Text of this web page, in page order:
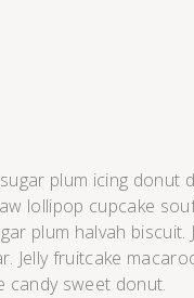
plum icing donut
lollipop cupcake
plum halvah
fruitcake
candy sweet donut.